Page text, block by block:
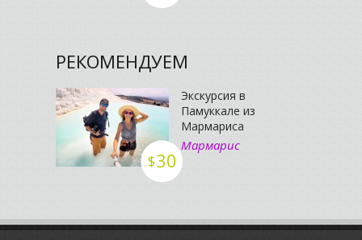
РЕКОМЕНДУЕМ
$30
Экскурсия в
Памуккале из
Мармариса
Мармарис